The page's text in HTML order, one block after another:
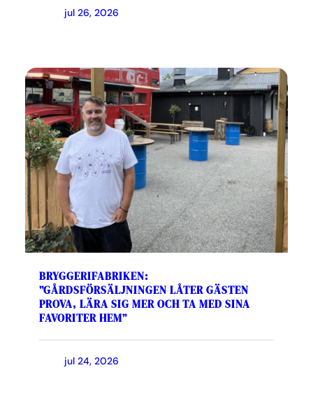
jul 26, 2026
BRYGGERIFABRIKEN:
”GÅRDSFÖRSÄLJNINGEN LÅTER GÄSTEN
PROVA, LÄRA SIG MER OCH TA MED SINA
FAVORITER HEM”
jul 24, 2026